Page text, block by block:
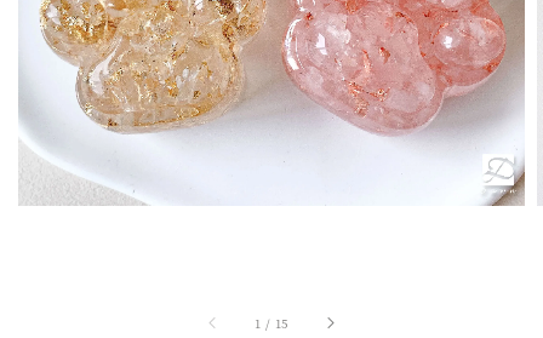
1 / 15